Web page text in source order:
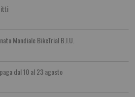
Mondiale BikeTrial B.I.U.
dal 10 al 23 agosto